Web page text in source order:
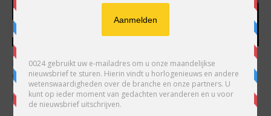
Hoofdredacteur en uitgever van 0024 Horloges. Een horlogeliefhebber en
ondernemer in hart en nieren, voor wie de liefde al decennia teruggaat. Voor
Wijnschenk is uitgeven levenslange passie, net als de oneindige interesse in
horloges.